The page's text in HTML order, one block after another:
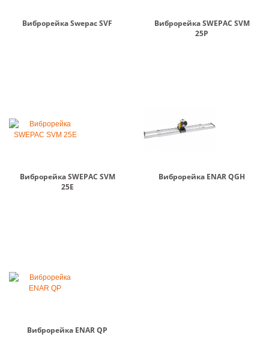
Виброрейка Swepac SVF
Виброрейка SWEPAC SVM
25P
Виброрейка SWEPAC SVM
25E
Виброрейка ENAR QGH
Виброрейка ENAR QP